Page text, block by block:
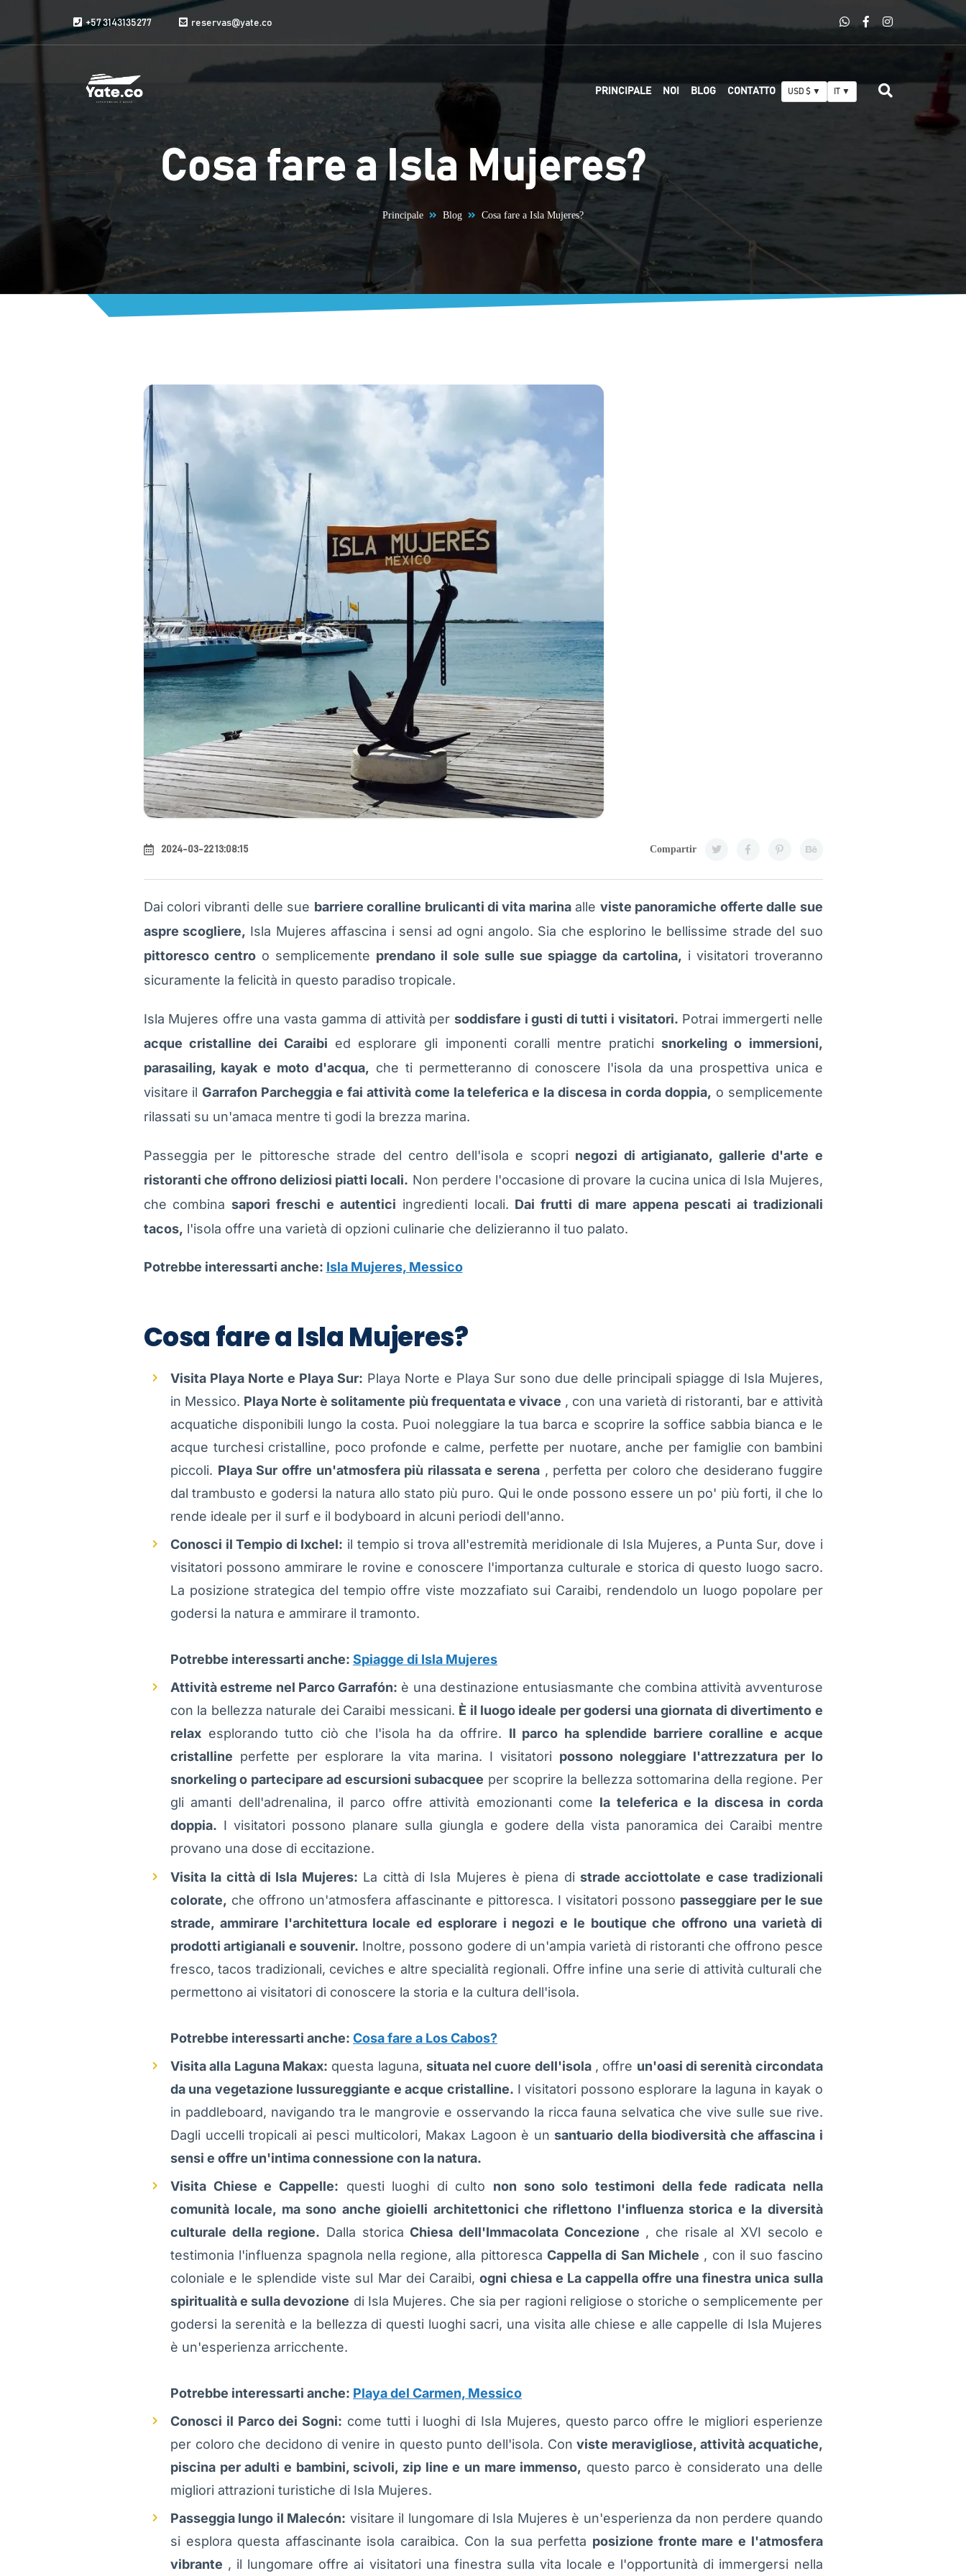
+57 3143135277 reservas@yate.co
PRINCIPALE NOI BLOG CONTATTO USD $ ▼ IT ▼
Cosa fare a Isla Mujeres?
Principale Blog Cosa fare a Isla Mujeres?
2024-03-22 13:08:15 Compartir
Dai colori vibranti delle sue barriere coralline brulicanti di vita marinaalle viste panoramiche offerte dalle sue
aspre scogliere, Isla Mujeres affascina i sensi ad ogni angolo. Sia che esplorino le bellissime strade del suo
pittoresco centroo semplicemente prendano il sole sulle sue spiagge da cartolina, i visitatori troveranno
sicuramente la felicità in questo paradiso tropicale.
Isla Mujeres offre una vasta gamma di attività per soddisfare i gusti di tutti i visitatori. Potrai immergerti nelle
acque cristalline dei Caraibi ed esplorare gli imponenti coralli mentre pratichisnorkeling o immersioni,
parasailing, kayak e moto d'acqua, che ti permetteranno di conoscere l'isola da una prospettiva unica e
visitare ilGarrafon Parcheggia e fai attività come la teleferica e la discesa in corda doppia, o semplicemente
rilassati su un'amaca mentre ti godi la brezza marina.
Passeggia per le pittoresche strade del centro dell'isola e scopri negozi di artigianato, gallerie d'arte e
ristoranti che offrono deliziosi piatti locali. Non perdere l'occasione di provare la cucina unica di Isla Mujeres,
che combinasapori freschi e autentici ingredienti locali. Dai frutti di mare appena pescati ai tradizionali
tacos, l'isola offre una varietà di opzioni culinarie che delizieranno il tuo palato.
Potrebbe interessarti anche: Isla Mujeres, Messico
Cosa fare a Isla Mujeres?
Visita Playa Norte e Playa Sur: Playa Norte e Playa Sur sono due delle principali spiagge di Isla Mujeres,
in Messico. Playa Norte è solitamente più frequentata e vivace , con una varietà di ristoranti, bar e attività
acquatiche disponibili lungo la costa. Puoi noleggiare la tua barca e scoprire la soffice sabbia bianca e le
acque turchesi cristalline, poco profonde e calme, perfette per nuotare, anche per famiglie con bambini
piccoli. Playa Sur offre un'atmosfera più rilassata e serena , perfetta per coloro che desiderano fuggire
dal trambusto e godersi la natura allo stato più puro. Qui le onde possono essere un po' più forti, il che lo
rende ideale per il surf e il bodyboard in alcuni periodi dell'anno.
Conosci il Tempio di Ixchel: il tempio si trova all'estremità meridionale di Isla Mujeres, a Punta Sur, dove i
visitatori possono ammirare le rovine e conoscere l'importanza culturale e storica di questo luogo sacro.
La posizione strategica del tempio offre viste mozzafiato sui Caraibi, rendendolo un luogo popolare per
godersi la natura e ammirare il tramonto.
Potrebbe interessarti anche: Spiagge di Isla Mujeres
Attività estreme nel Parco Garrafón: è una destinazione entusiasmante che combina attività avventurose
con la bellezza naturale dei Caraibi messicani. È il luogo ideale per godersi una giornata di divertimento e
relax esplorando tutto ciò che l'isola ha da offrire. Il parco ha splendide barriere coralline e acque
cristalline perfette per esplorare la vita marina. I visitatori possono noleggiare l'attrezzatura per lo
snorkeling o partecipare ad escursioni subacquee per scoprire la bellezza sottomarina della regione. Per
gli amanti dell'adrenalina, il parco offre attività emozionanti come la teleferica e la discesa in corda
doppia. I visitatori possono planare sulla giungla e godere della vista panoramica dei Caraibi mentre
provano una dose di eccitazione.
Visita la città di Isla Mujeres: La città di Isla Mujeres è piena distrade acciottolate e case tradizionali
colorate, che offrono un'atmosfera affascinante e pittoresca. I visitatori possono passeggiare per le sue
strade, ammirare l'architettura locale ed esplorare i negozi e le boutique che offrono una varietà di
prodotti artigianali e souvenir. Inoltre, possono godere di un'ampia varietà di ristoranti che offrono pesce
fresco, tacos tradizionali, ceviches e altre specialità regionali. Offre infine una serie di attività culturali che
permettono ai visitatori di conoscere la storia e la cultura dell'isola.
Potrebbe interessarti anche: Cosa fare a Los Cabos?
Visita alla Laguna Makax: questa laguna, situata nel cuore dell'isola, offre un'oasi di serenità circondata
da una vegetazione lussureggiante e acque cristalline. I visitatori possono esplorare la laguna in kayak o
in paddleboard, navigando tra le mangrovie e osservando la ricca fauna selvatica che vive sulle sue rive.
Dagli uccelli tropicali ai pesci multicolori, Makax Lagoon è un santuario della biodiversità che affascina i
sensi e offre un'intima connessione con la natura.
Visita Chiese e Cappelle: questi luoghi di culto non sono solo testimoni della fede radicata nella
comunità locale, ma sono anche gioielli architettonici che riflettono l'influenza storica e la diversità
culturale della regione. Dalla storicaChiesa dell'Immacolata Concezione , che risale al XVI secolo e
testimonia l'influenza spagnola nella regione, alla pittorescaCappella di San Michele , con il suo fascino
coloniale e le splendide viste sul Mar dei Caraibi, ogni chiesa e La cappella offre una finestra unica sulla
spiritualità e sulla devozione di Isla Mujeres. Che sia per ragioni religiose o storiche o semplicemente per
godersi la serenità e la bellezza di questi luoghi sacri, una visita alle chiese e alle cappelle di Isla Mujeres
è un'esperienza arricchente.
Potrebbe interessarti anche: Playa del Carmen, Messico
Conosci il Parco dei Sogni: come tutti i luoghi di Isla Mujeres, questo parco offre le migliori esperienze
per coloro che decidono di venire in questo punto dell'isola. Conviste meravigliose, attività acquatiche,
piscina per adulti e bambini, scivoli, zip line e un mare immenso, questo parco è considerato una delle
migliori attrazioni turistiche di Isla Mujeres.
Passeggia lungo il Malecón: visitare il lungomare di Isla Mujeres è un'esperienza da non perdere quando
si esplora questa affascinante isola caraibica. Con la sua perfetta posizione fronte mare e l'atmosfera
vibrante , il lungomare offre ai visitatori una finestra sulla vita locale e l'opportunità di immergersi nella